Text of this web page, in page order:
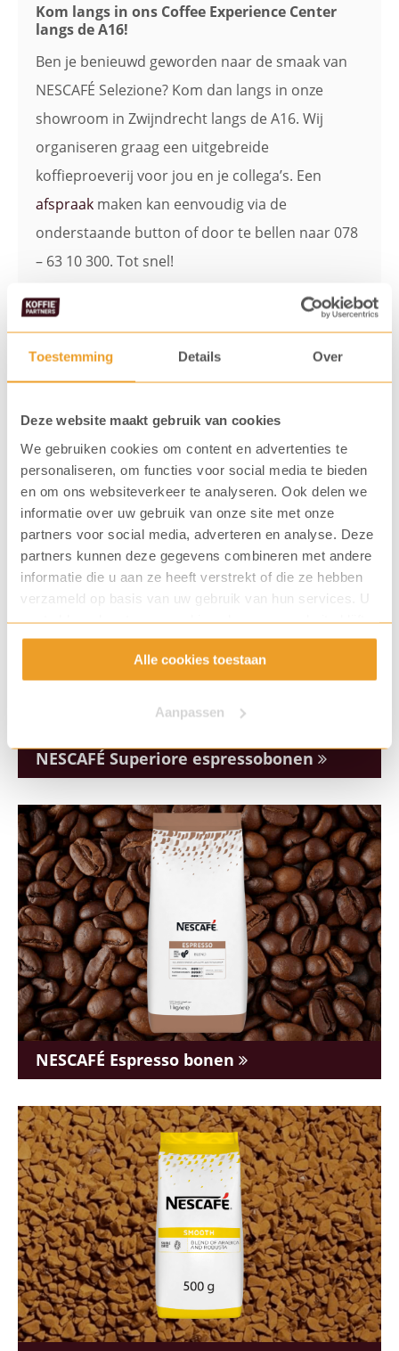
Toestemming Details Over
Deze website maakt gebruik van cookies
We gebruiken cookies om content en advertenties te
personaliseren, om functies voor social media te bieden
en om ons websiteverkeer te analyseren. Ook delen we
informatie over uw gebruik van onze site met onze
partners voor social media, adverteren en analyse. Deze
partners kunnen deze gegevens combineren met andere
informatie die u aan ze heeft verstrekt of die ze hebben
verzameld op basis van uw gebruik van hun services. U
gaat akkoord met onze cookies als u onze website blijft
gebruiken.
Alle cookies toestaan
Aanpassen
Kom langs in ons Coffee Experience Center
langs de A16!
Ben je benieuwd geworden naar de smaak van
NESCAFÉ Selezione? Kom dan langs in onze
showroom in Zwijndrecht langs de A16. Wij
organiseren graag een uitgebreide
koffieproeverij voor jou en je collega’s. Een
afspraak maken kan eenvoudig via de
onderstaande button of door te bellen naar 078
– 63 10 300. Tot snel!
Maak een afspraak
Bekijk ook deze NESCAFÉ
Melanges
NESCAFÉ Superiore espressobonen
NESCAFÉ Espresso bonen